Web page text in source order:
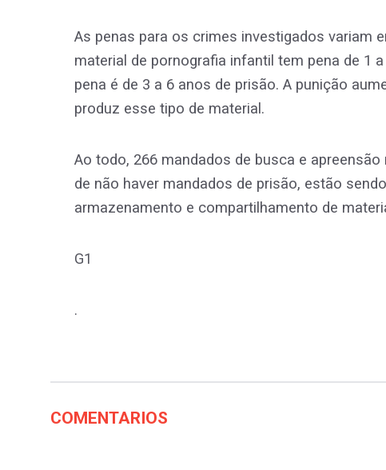
As penas para os crimes investigados variam
material de pornografia infantil tem pena de 1
pena é de 3 a 6 anos de prisão. A punição
produz esse tipo de material.
Ao todo, 266 mandados de busca e
de não haver mandados de prisão, estão
armazenamento e compartilhamento de
G1
.
COMENTARIOS